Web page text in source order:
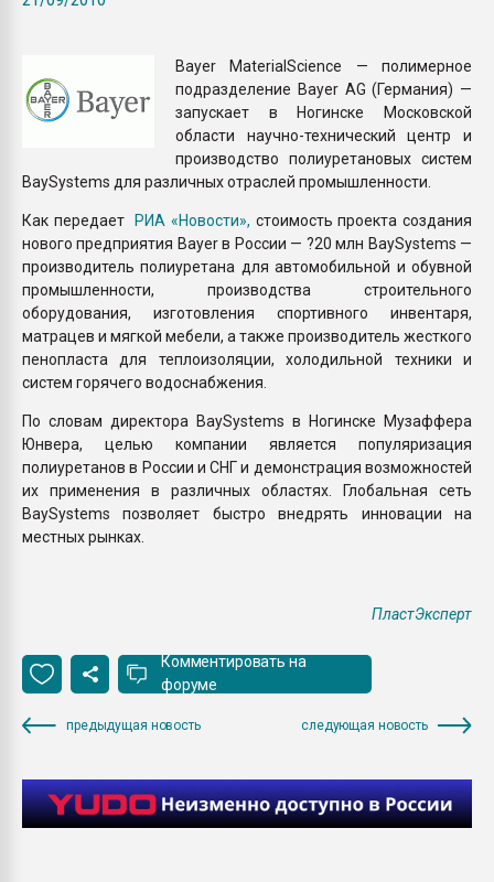
ПЕРЕЙТИ НА
Bayer MaterialScience — полимерное
подразделение Bayer AG (Германия) —
запускает в Ногинске Московской
области научно-технический центр и
производство полиуретановых систем
BaySystems для различных отраслей промышленности.
Как передаетРИА «Новости», стоимость проекта создания
нового предприятия Bayer в России — ?20 млн BaySystems —
производитель полиуретана для автомобильной и обувной
промышленности, производства строительного
оборудования, изготовления спортивного инвентаря,
матрацев и мягкой мебели, а также производитель жесткого
пенопласта для теплоизоляции, холодильной техники и
систем горячего водоснабжения.
По словам директора BaySystems в Ногинске Музаффера
Юнвера, целью компании является популяризация
полиуретанов в России и СНГ и демонстрация возможностей
их применения в различных областях. Глобальная сеть
BaySystems позволяет быстро внедрять инновации на
местных рынках.
ПластЭксперт
Комментировать на
форуме
предыдущая новость следующая новость